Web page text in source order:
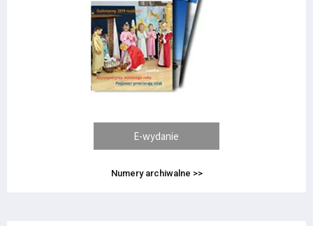
E-wydanie
Numery archiwalne >>